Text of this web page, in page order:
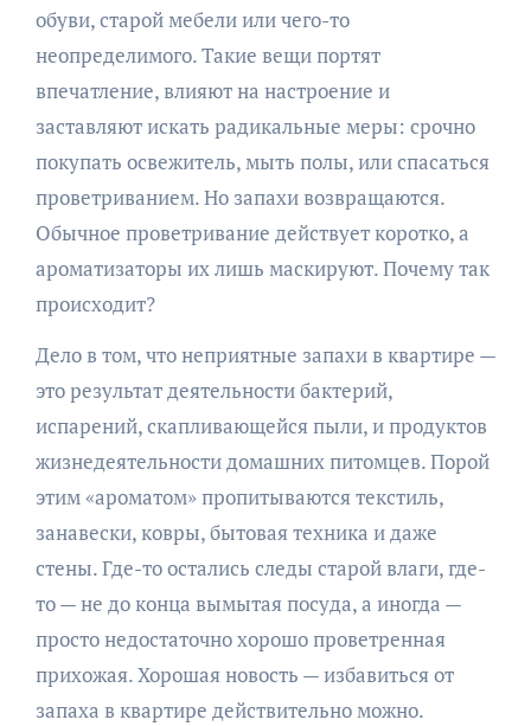
обуви, старой мебели или чего-то
неопределимого. Такие вещи портят
впечатление, влияют на настроение и
заставляют искать радикальные меры: срочно
покупать освежитель, мыть полы, или спасаться
проветриванием. Но запахи возвращаются.
Обычное проветривание действует коротко, а
ароматизаторы их лишь маскируют. Почему так
происходит?
Дело в том, что неприятные запахи в квартире —
это результат деятельности бактерий,
испарений, скапливающейся пыли, и продуктов
жизнедеятельности домашних питомцев. Порой
этим «ароматом» пропитываются текстиль,
занавески, ковры, бытовая техника и даже
стены. Где-то остались следы старой влаги, где-
то — не до конца вымытая посуда, а иногда —
просто недостаточно хорошо проветренная
прихожая. Хорошая новость — избавиться от
запаха в квартире действительно можно.